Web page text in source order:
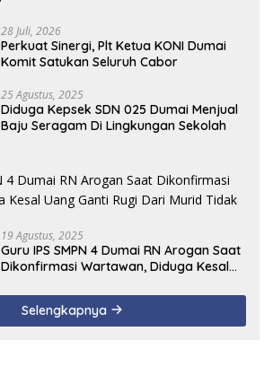
28 Juli, 2026
Perkuat Sinergi, Plt Ketua KONI Dumai
Komit Satukan Seluruh Cabor
25 Agustus, 2025
Diduga Kepsek SDN 025 Dumai Menjual
Baju Seragam Di Lingkungan Sekolah
19 Agustus, 2025
Guru IPS SMPN 4 Dumai RN Arogan Saat
Dikonfirmasi Wartawan, Diduga Kesal
Terealisasi
Selengkapnya